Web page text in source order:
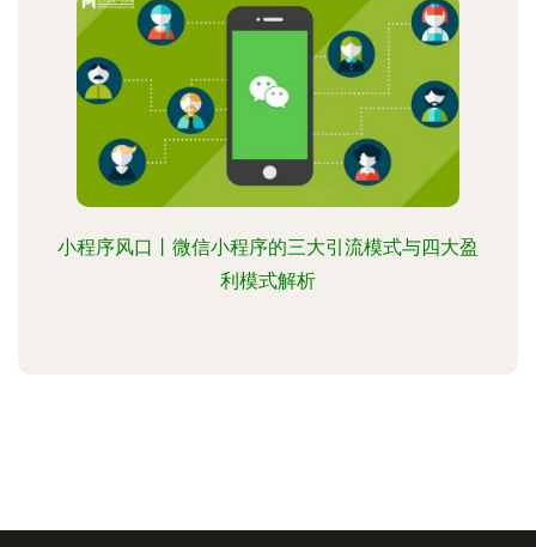
小程序风口丨微信小程序的三大引流模式与四大盈
利模式解析